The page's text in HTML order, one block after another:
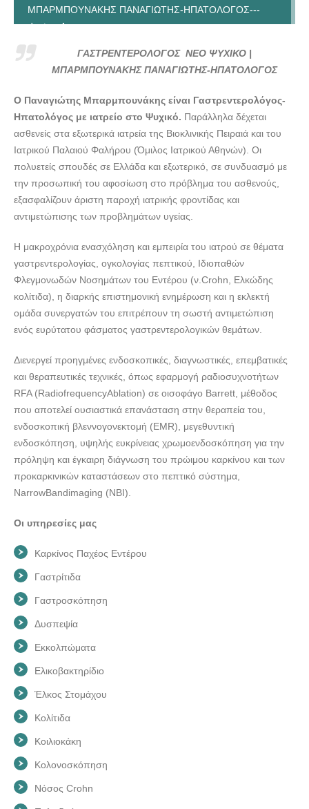
ΜΠΑΡΜΠΟΥΝΑΚΗΣ ΠΑΝΑΓΙΩΤΗΣ-ΗΠΑΤΟΛΟΓΟΣ---
doctors4u.gr
ΓΑΣΤΡΕΝΤΕΡΟΛΟΓΟΣ ΝΕΟ ΨΥΧΙΚΟ ΑΘΗΝΑ |
ΜΠΑΡΜΠΟΥΝΑΚΗΣ ΠΑΝΑΓΙΩΤΗΣ-ΗΠΑΤΟΛΟΓΟΣ---
ΓΑΣΤΡΕΝΤΕΡΟΛΟΓΟΣ ΝΕΟ ΨΥΧΙΚΟ ΑΘΗΝΑ |
ΜΠΑΡΜΠΟΥΝΑΚΗΣ ΠΑΝΑΓΙΩΤΗΣ-ΗΠΑΤΟΛΟΓΟΣ---
doctors4u.gr
ΓΑΣΤΡΕΝΤΕΡΟΛΟΓΟΣ ΝΕΟ ΨΥΧΙΚΟ ΑΘΗΝΑ |
ΜΠΑΡΜΠΟΥΝΑΚΗΣ ΠΑΝΑΓΙΩΤΗΣ-ΗΠΑΤΟΛΟΓΟΣ---
doctors4u.gr
ΓΑΣΤΡΕΝΤΕΡΟΛΟΓΟΣ ΝΕΟ ΨΥΧΙΚΟ ΑΘΗΝΑ |
doctors4u.gr
ΓΑΣΤΡΕΝΤΕΡΟΛΟΓΟΣ ΝΕΟ ΨΥΧΙΚΟ |
ΜΠΑΡΜΠΟΥΝΑΚΗΣ ΠΑΝΑΓΙΩΤΗΣ-ΗΠΑΤΟΛΟΓΟΣ
Ο Παναγιώτης Μπαρμπουνάκης είναι Γαστρεντερολόγος-
Ηπατολόγος με ιατρείο στο Ψυχικό. Παράλληλα δέχεται
ασθενείς στα εξωτερικά ιατρεία της Βιοκλινικής Πειραιά και του
Ιατρικού Παλαιού Φαλήρου (Όμιλος Ιατρικού Αθηνών). Οι
πολυετείς σπουδές σε Ελλάδα και εξωτερικό, σε συνδυασμό με
την προσωπική του αφοσίωση στο πρόβλημα του ασθενούς,
εξασφαλίζουν άριστη παροχή ιατρικής φροντίδας και
αντιμετώπισης των προβλημάτων υγείας.
Η μακροχρόνια ενασχόληση και εμπειρία του ιατρού σε θέματα
γαστρεντερολογίας, ογκολογίας πεπτικού, Ιδιοπαθών
Φλεγμονωδών Νοσημάτων του Εντέρου (ν.Crohn, Ελκώδης
κολίτιδα), η διαρκής επιστημονική ενημέρωση και η εκλεκτή
ομάδα συνεργατών του επιτρέπουν τη σωστή αντιμετώπιση
ενός ευρύτατου φάσματος γαστρεντερολογικών θεμάτων.
Διενεργεί προηγμένες ενδοσκοπικές, διαγνωστικές, επεμβατικές
και θεραπευτικές τεχνικές, όπως εφαρμογή ραδιοσυχνοτήτων
RFA (RadiofrequencyAblation) σε οισοφάγο Barrett, μέθοδος
που αποτελεί ουσιαστικά επανάσταση στην θεραπεία του,
ενδοσκοπική βλεννογονεκτομή (EMR), μεγεθυντική
ενδοσκόπηση, υψηλής ευκρίνειας χρωμοενδοσκόπηση για την
πρόληψη και έγκαιρη διάγνωση του πρώιμου καρκίνου και των
προκαρκινικών καταστάσεων στο πεπτικό σύστημα,
NarrowBandimaging (NBI).
Οι υπηρεσίες μας
Kαρκίνος Παχέος Εντέρου
Γαστρίτιδα
Γαστροσκόπηση
Δυσπεψία
Εκκολπώματα
Ελικοβακτηρίδιο
Έλκος Στομάχου
Κoλίτιδα
Κοιλιοκάκη
Κολονοσκόπηση
Νόσος Crohn